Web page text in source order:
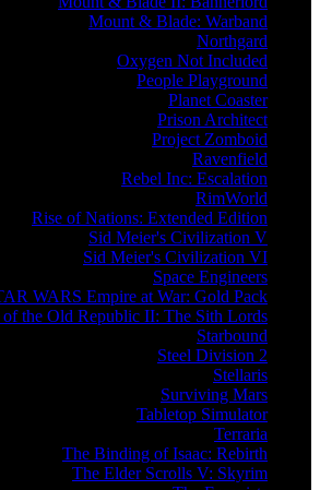
Mount & Blade: Warband
Northgard
Oxygen Not Included
People Playground
Planet Coaster
Prison Architect
Project Zomboid
Ravenfield
Rebel Inc: Escalation
RimWorld
Rise of Nations: Extended Edition
Sid Meier's Civilization V
Sid Meier's Civilization VI
Space Engineers
WARS Empire at War: Gold Pack
the Old Republic II: The Sith Lords
Starbound
Steel Division 2
Stellaris
Surviving Mars
Tabletop Simulator
Terraria
The Binding of Isaac: Rebirth
The Elder Scrolls V: Skyrim